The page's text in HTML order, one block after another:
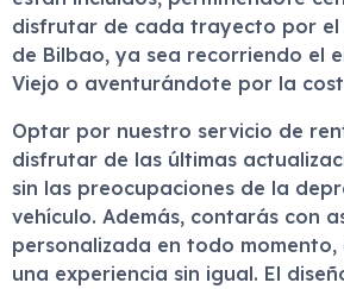
disfrutar de cada trayecto por
de Bilbao, ya sea recorriendo el
Viejo o aventurándote por la
Optar por nuestro servicio de
disfrutar de las últimas
sin las preocupaciones de la
vehículo. Además, contarás con
personalizada en todo
una experiencia sin igual. El